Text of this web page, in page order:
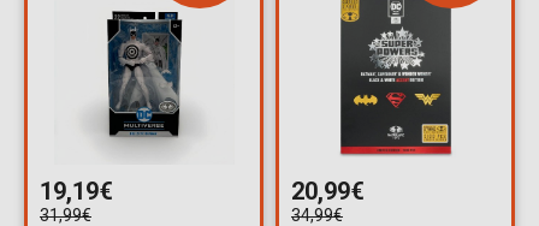
19,19€
31,99€
20,99€
34,99€